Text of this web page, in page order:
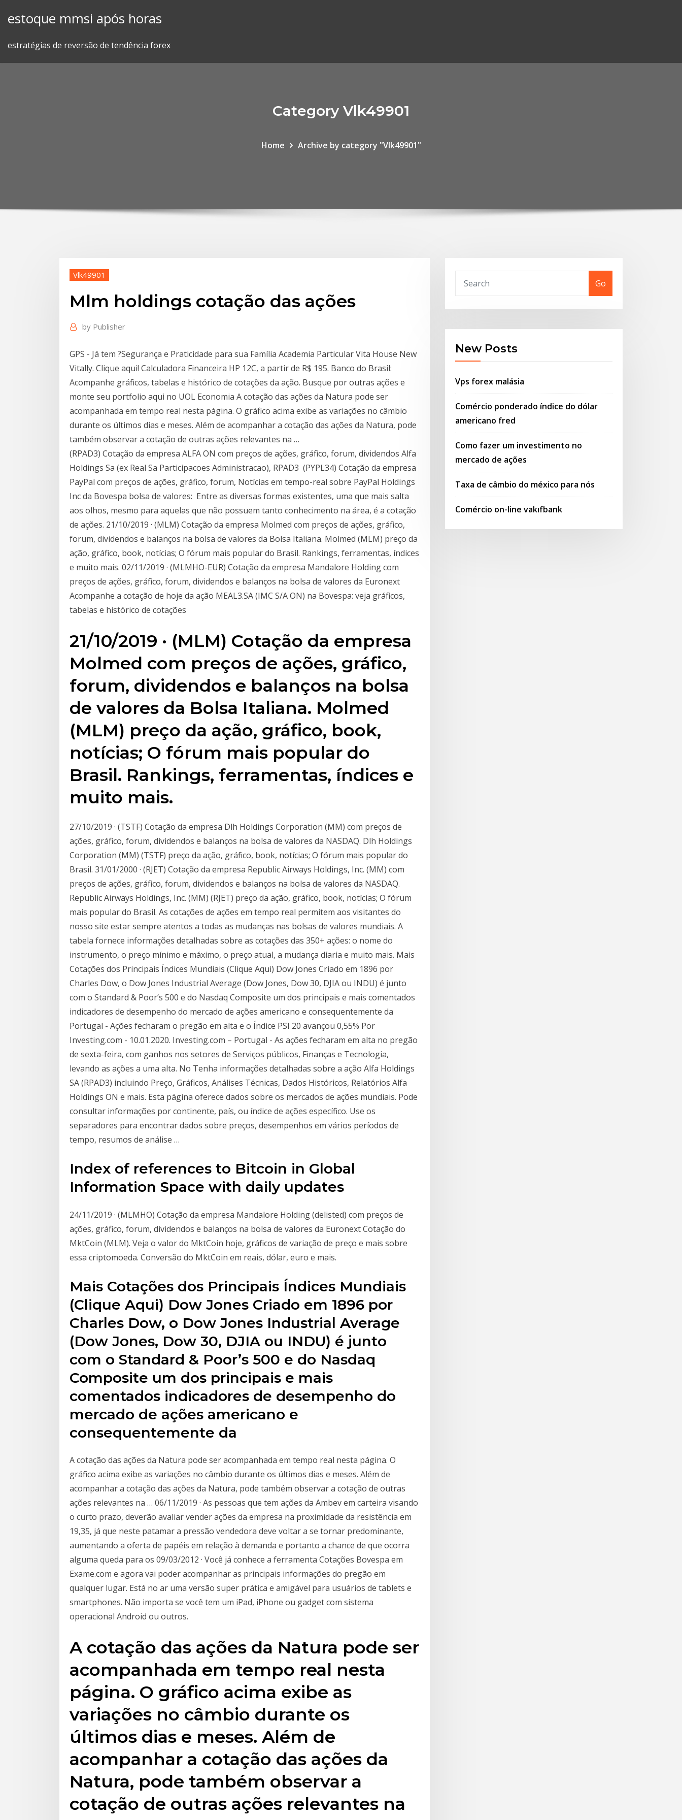
estoque mmsi após horas
estratégias de reversão de tendência forex
Category Vlk49901
Home Archive by category "Vlk49901"
Vlk49901
Mlm holdings cotação das ações
by Publisher
GPS - Já tem ?Segurança e Praticidade para sua Família Academia Particular Vita House New
Vitally. Clique aqui! Calculadora Financeira HP 12C, a partir de R$ 195. Banco do Brasil:
Acompanhe gráficos, tabelas e histórico de cotações da ação. Busque por outras ações e
monte seu portfolio aqui no UOL Economia A cotação das ações da Natura pode ser
acompanhada em tempo real nesta página. O gráfico acima exibe as variações no câmbio
durante os últimos dias e meses. Além de acompanhar a cotação das ações da Natura, pode
também observar a cotação de outras ações relevantes na …
(RPAD3) Cotação da empresa ALFA ON com preços de ações, gráfico, forum, dividendos Alfa
Holdings Sa (ex Real Sa Participacoes Administracao), RPAD3 (PYPL34) Cotação da empresa
PayPal com preços de ações, gráfico, forum, Notícias em tempo-real sobre PayPal Holdings
Inc da Bovespa bolsa de valores: Entre as diversas formas existentes, uma que mais salta
aos olhos, mesmo para aquelas que não possuem tanto conhecimento na área, é a cotação
de ações. 21/10/2019 · (MLM) Cotação da empresa Molmed com preços de ações, gráfico,
forum, dividendos e balanços na bolsa de valores da Bolsa Italiana. Molmed (MLM) preço da
ação, gráfico, book, notícias; O fórum mais popular do Brasil. Rankings, ferramentas, índices
e muito mais. 02/11/2019 · (MLMHO-EUR) Cotação da empresa Mandalore Holding com
preços de ações, gráfico, forum, dividendos e balanços na bolsa de valores da Euronext
Acompanhe a cotação de hoje da ação MEAL3.SA (IMC S/A ON) na Bovespa: veja gráficos,
tabelas e histórico de cotações
21/10/2019 · (MLM) Cotação da empresa
Molmed com preços de ações, gráfico,
forum, dividendos e balanços na bolsa
de valores da Bolsa Italiana. Molmed
(MLM) preço da ação, gráfico, book,
notícias; O fórum mais popular do
Brasil. Rankings, ferramentas, índices e
muito mais.
27/10/2019 · (TSTF) Cotação da empresa Dlh Holdings Corporation (MM) com preços de
ações, gráfico, forum, dividendos e balanços na bolsa de valores da NASDAQ. Dlh Holdings
Corporation (MM) (TSTF) preço da ação, gráfico, book, notícias; O fórum mais popular do
Brasil. 31/01/2000 · (RJET) Cotação da empresa Republic Airways Holdings, Inc. (MM) com
preços de ações, gráfico, forum, dividendos e balanços na bolsa de valores da NASDAQ.
Republic Airways Holdings, Inc. (MM) (RJET) preço da ação, gráfico, book, notícias; O fórum
mais popular do Brasil. As cotações de ações em tempo real permitem aos visitantes do
nosso site estar sempre atentos a todas as mudanças nas bolsas de valores mundiais. A
tabela fornece informações detalhadas sobre as cotações das 350+ ações: o nome do
instrumento, o preço mínimo e máximo, o preço atual, a mudança diaria e muito mais. Mais
Cotações dos Principais Índices Mundiais (Clique Aqui) Dow Jones Criado em 1896 por
Charles Dow, o Dow Jones Industrial Average (Dow Jones, Dow 30, DJIA ou INDU) é junto
com o Standard & Poor’s 500 e do Nasdaq Composite um dos principais e mais comentados
indicadores de desempenho do mercado de ações americano e consequentemente da
Portugal - Ações fecharam o pregão em alta e o Índice PSI 20 avançou 0,55% Por
Investing.com - 10.01.2020. Investing.com – Portugal - As ações fecharam em alta no pregão
de sexta-feira, com ganhos nos setores de Serviços públicos, Finanças e Tecnologia,
levando as ações a uma alta. No Tenha informações detalhadas sobre a ação Alfa Holdings
SA (RPAD3) incluindo Preço, Gráficos, Análises Técnicas, Dados Históricos, Relatórios Alfa
Holdings ON e mais. Esta página oferece dados sobre os mercados de ações mundiais. Pode
consultar informações por continente, país, ou índice de ações específico. Use os
separadores para encontrar dados sobre preços, desempenhos em vários períodos de
tempo, resumos de análise …
Index of references to Bitcoin in Global
Information Space with daily updates
24/11/2019 · (MLMHO) Cotação da empresa Mandalore Holding (delisted) com preços de
ações, gráfico, forum, dividendos e balanços na bolsa de valores da Euronext Cotação do
MktCoin (MLM). Veja o valor do MktCoin hoje, gráficos de variação de preço e mais sobre
essa criptomoeda. Conversão do MktCoin em reais, dólar, euro e mais.
Mais Cotações dos Principais Índices Mundiais
(Clique Aqui) Dow Jones Criado em 1896 por
Charles Dow, o Dow Jones Industrial Average
(Dow Jones, Dow 30, DJIA ou INDU) é junto
com o Standard & Poor’s 500 e do Nasdaq
Composite um dos principais e mais
comentados indicadores de desempenho do
mercado de ações americano e
consequentemente da
A cotação das ações da Natura pode ser acompanhada em tempo real nesta página. O
gráfico acima exibe as variações no câmbio durante os últimos dias e meses. Além de
acompanhar a cotação das ações da Natura, pode também observar a cotação de outras
ações relevantes na … 06/11/2019 · As pessoas que tem ações da Ambev em carteira visando
o curto prazo, deverão avaliar vender ações da empresa na proximidade da resistência em
19,35, já que neste patamar a pressão vendedora deve voltar a se tornar predominante,
aumentando a oferta de papéis em relação à demanda e portanto a chance de que ocorra
alguma queda para os 09/03/2012 · Você já conhece a ferramenta Cotações Bovespa em
Exame.com e agora vai poder acompanhar as principais informações do pregão em
qualquer lugar. Está no ar uma versão super prática e amigável para usuários de tablets e
smartphones. Não importa se você tem um iPad, iPhone ou gadget com sistema
operacional Android ou outros.
A cotação das ações da Natura pode ser
acompanhada em tempo real nesta
página. O gráfico acima exibe as
variações no câmbio durante os
últimos dias e meses. Além de
acompanhar a cotação das ações da
Natura, pode também observar a
cotação de outras ações relevantes na
Go
New Posts
Vps forex malásia
Comércio ponderado índice do dólar
americano fred
Como fazer um investimento no
mercado de ações
Taxa de câmbio do méxico para nós
Comércio on-line vakıfbank